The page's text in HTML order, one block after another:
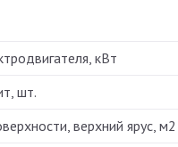
кВт
шт.
верхний ярус, м2